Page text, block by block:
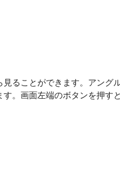
ることができます。アング
。画面左端のボタンを押